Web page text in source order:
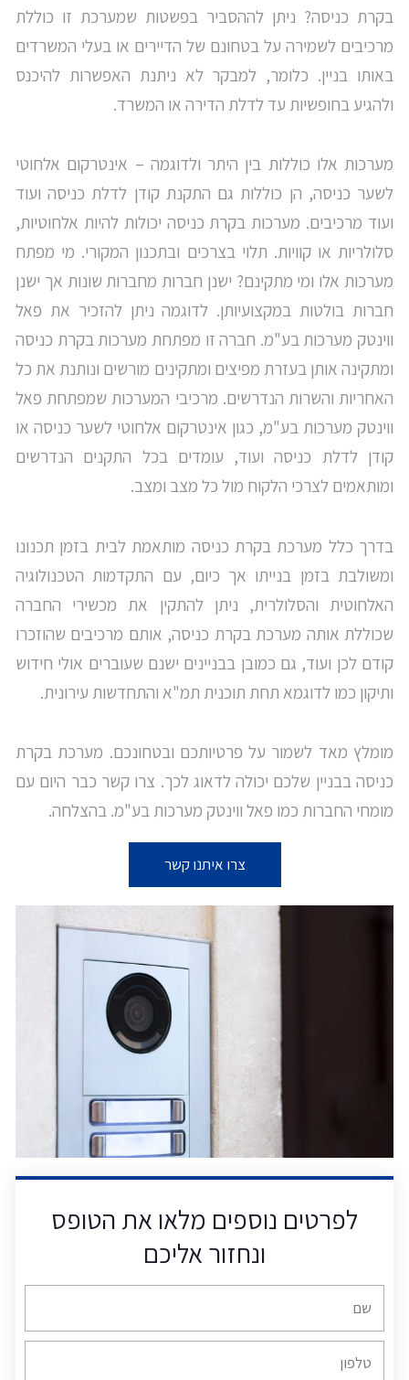
בקרת כניסה? ניתן לההסביר בפשטות שמערכת זו כוללת
מרכיבים לשמירה על בטחונם של הדיירים או בעלי המשרדים
באותו בניין. כלומר, למבקר לא ניתנת האפשרות להיכנס
ולהגיע בחופשיות עד לדלת הדירה או המשרד.
מערכות אלו כוללות בין היתר ולדוגמה – אינטרקום אלחוטי
לשער כניסה, הן כוללות גם התקנת קודן לדלת כניסה ועוד
ועוד מרכיבים. מערכות בקרת כניסה יכולות להיות אלחוטיות,
סלולריות או קוויות. תלוי בצרכים ובתכנון המקורי. מי מפתח
מערכות אלו ומי מתקינם? ישנן חברות מחברות שונות אך ישנן
חברות בולטות במקצועיותן. לדוגמה ניתן להזכיר את פאל
ווינטק מערכות בע"מ. חברה זו מפתחת מערכות בקרת כניסה
ומתקינה אותן בעזרת מפיצים ומתקינים מורשים ונותנת את כל
האחריות והשרות הנדרשים. מרכיבי המערכות שמפתחת פאל
ווינטק מערכות בע"מ, כגון אינטרקום אלחוטי לשער כניסה או
קודן לדלת כניסה ועוד, עומדים בכל התקנים הנדרשים
ומותאמים לצרכי הלקוח מול כל מצב ומצב.
בדרך כלל מערכת בקרת כניסה מותאמת לבית בזמן תכנונו
ומשולבת בזמן בנייתו אך כיום, עם התקדמות הטכנולוגיה
האלחוטית והסלולרית, ניתן להתקין את מכשירי החברה
שכוללת אותה מערכת בקרת כניסה, אותם מרכיבים שהוזכרו
קודם לכן ועוד, גם כמובן בבניינים ישנם שעוברים אולי חידוש
ותיקון כמו לדוגמא תחת תוכנית תמ"א והתחדשות עירונית.
מומלץ מאד לשמור על פרטיותכם ובטחונכם. מערכת בקרת
כניסה בבניין שלכם יכולה לדאוג לכך. צרו קשר כבר היום עם
מומחי החברות כמו פאל ווינטק מערכות בע"מ. בהצלחה.
צרו איתנו קשר
לפרטים נוספים מלאו את הטופס
ונחזור אליכם
טלפון